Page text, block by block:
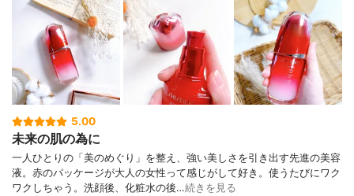
5.00
未来の肌の為に
一人ひとりの「美のめぐり」を整え、強い美しさを引き出す先進の美容
液。赤のパッケージが大人の女性って感じがして好き。使うたびにワク
ワクしちゃう。洗顔後、化粧水の後…続きを見る